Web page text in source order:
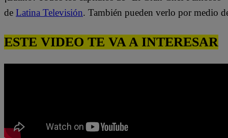
de Latina Televisión. También pueden verlo por medio
ESTE VIDEO TE VA A INTERESAR